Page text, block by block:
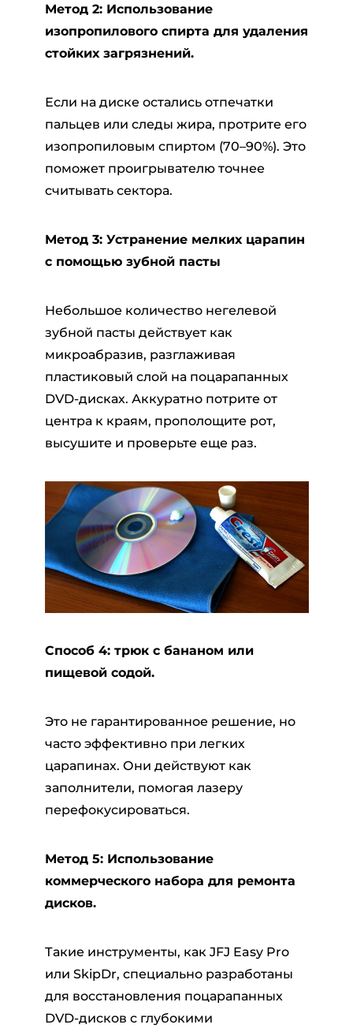
Метод 2: Использование
изопропилового спирта для удаления
стойких загрязнений.
Если на диске остались отпечатки
пальцев или следы жира, протрите его
изопропиловым спиртом (70–90%). Это
поможет проигрывателю точнее
считывать сектора.
Метод 3: Устранение мелких царапин
с помощью зубной пасты
Небольшое количество негелевой
зубной пасты действует как
микроабразив, разглаживая
пластиковый слой на поцарапанных
DVD-дисках. Аккуратно потрите от
центра к краям, прополощите рот,
высушите и проверьте еще раз.
Способ 4: трюк с бананом или
пищевой содой.
Это не гарантированное решение, но
часто эффективно при легких
царапинах. Они действуют как
заполнители, помогая лазеру
перефокусироваться.
Метод 5: Использование
коммерческого набора для ремонта
дисков.
Такие инструменты, как JFJ Easy Pro
или SkipDr, специально разработаны
для восстановления поцарапанных
DVD-дисков с глубокими